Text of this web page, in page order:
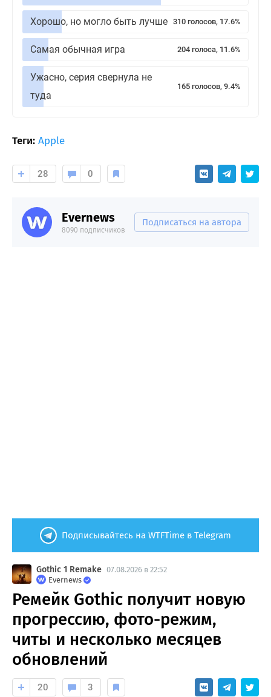
Хорошо, но могло быть лучше 310 голосов, 17.6%
Самая обычная игра 204 голоса, 11.6%
Ужасно, серия свернула не
туда
165 голосов, 9.4%
Теги: Apple
28 0
Evernews
8090 подписчиков
Подписаться на автора
Подписывайтесь на WTFTime в Telegram
Gothic 1 Remake 07.08.2026 в 22:52
Evernews
Ремейк Gothic получит новую
прогрессию, фото-режим,
читы и несколько месяцев
обновлений
20 3